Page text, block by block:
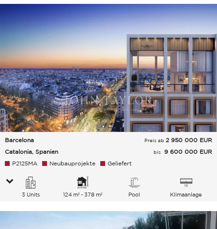
Barcelona
Catalonia, Spanien
Preis ab 2 950 000 EUR
bis 9 600 000 EUR
P2125MA
Neubauprojekte Geliefert
3 Units 124 m² - 378 m² Pool Klimaanlage